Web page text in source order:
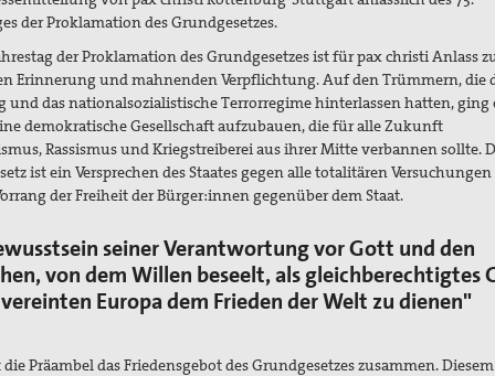
der Proklamation des Grundgesetzes.
der Proklamation des Grundgesetzes ist für pax christi Anlass
Erinnerung und mahnenden Verpflichtung. Auf den Trümmern, die
und das nationalsozialistische Terrorregime hinterlassen hatten, ging
demokratische Gesellschaft aufzubauen, die für alle Zukunft
Rassismus und Kriegstreiberei aus ihrer Mitte verbannen sollte.
ist ein Versprechen des Staates gegen alle totalitären
der Freiheit der Bürger:innen gegenüber dem Staat.
seiner Verantwortung vor Gott und den
von dem Willen beseelt, als gleichberechtigtes
Europa dem Frieden der Welt zu dienen"
die Präambel das Friedensgebot des Grundgesetzes zusammen. Diesem